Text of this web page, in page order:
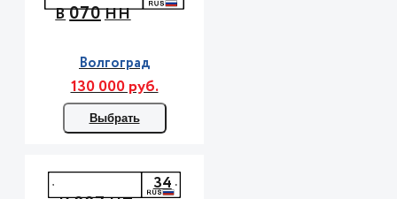
В070НН
Волгоград
130 000 руб.
Выбрать
34